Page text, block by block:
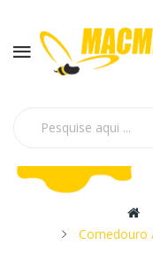
Comedouro